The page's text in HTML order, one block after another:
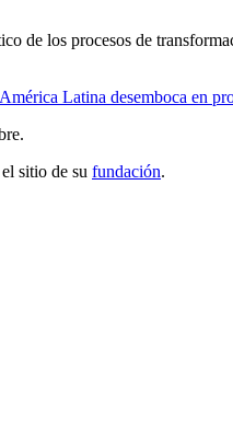
de los procesos de
Latina desemboca en
sitio de su fundación.